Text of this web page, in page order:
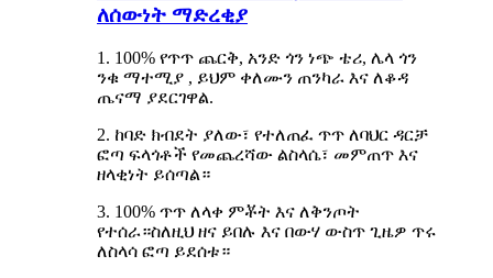
ለሰውነት ማድረቂያ
1. 100% የጥጥ ጨርቅ, አንድ ጎን ነጭ ቴሪ, ሌላ ጎን
ንቁ ማተሚያ , ይህም ቀለሙን ጠንካራ እና ለቆዳ
ጤናማ ያደርገዋል.
2. ከባድ ክብደት ያለው፣ የተለጠፈ ጥጥ ለባህር ዳርቻ
ፎጣ ፍላጎቶች የመጨረሻው ልስላሴ፣ መምጠጥ እና
ዘላቂነት ይሰጣል።
3. 100% ጥጥ ለላቀ ምቾት እና ለቅንጦት
የተሰራ።ስለዚህ ዘና ይበሉ እና በውሃ ውስጥ ጊዜዎ ጥሩ
ለስላሳ ፎጣ ይደሰቱ።